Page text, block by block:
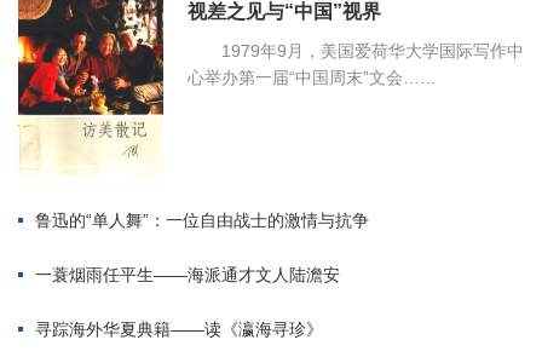
视差之见与“中国”视界
1979年9月，美国爱荷华大学国际写作中
心举办第一届“中国周末”文会……
鲁迅的“单人舞”：一位自由战士的激情与抗争
一蓑烟雨任平生——海派通才文人陆澹安
寻踪海外华夏典籍——读《瀛海寻珍》